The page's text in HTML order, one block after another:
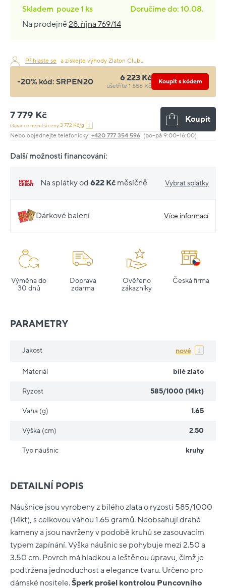
Skladem pouze1 ks
Doručíme do: 10.08.
Na prodejně28. října 769/14
Přihlaste se a získejte výhody Zlaton Clubu
-20% kód: SRPEN20 6 223 Kč
ušetříte 1 556 Kč
Koupit s kódem
7 779 Kč
Garance nejnižší ceny:3 772 Kč/g
Koupit
Nebo objednejte telefonicky: +420 777 354 596 (po–pá 9:00–16:00)
Další možnosti financování:
Na splátky od 622 Kč měsíčně Vybrat splátky
Dárkové balení Více informací
Výměna do
30 dnů
Doprava
zdarma
Ověřeno
zákazníky
Česká firma
DETAILNÍ POPIS
Náušnice jsou vyrobeny z bílého zlata o ryzosti 585/1000
(14kt), s celkovou váhou 1.65 gramů. Neobsahují drahé
kameny a jsou navrženy v podobě kruhů se zasouvacím
typem zapínání. Výška náušnic se pohybuje mezi 2.50 a
3.50 cm. Povrch má hladkou a leštěnou úpravu, čímž je
podtržena jednoduchost a elegance tvaru. Určeno pro
dámské nositele.Šperk prošel kontrolou Puncovního
PARAMETRY
Jakost nové
Materiál bílé zlato
Ryzost 585/1000 (14kt)
Vaha (g) 1.65
Výška (cm) 2.50
Typ náušnic kruhy